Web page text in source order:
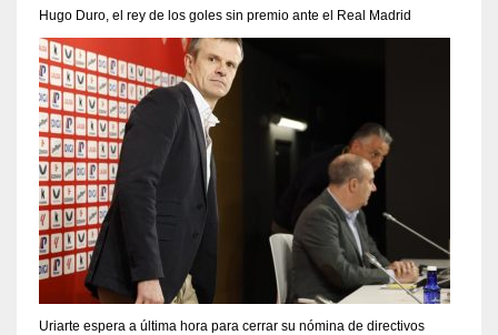
Hugo Duro, el rey de los goles sin premio ante el Real Madrid
Uriarte espera a última hora para cerrar su nómina de directivos